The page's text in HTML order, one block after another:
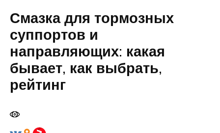
Смазка для тормозных
суппортов и
направляющих: какая
бывает, как выбрать,
рейтинг